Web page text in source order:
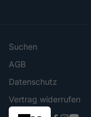
Suchen
AGB
Datenschutz
Vertrag widerrufen